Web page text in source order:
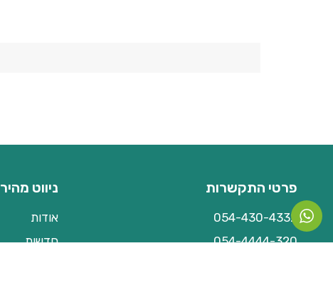
פרטי התקשרות
054-430-4332
054-4444-320
ניווט מהיר
אודות
חדשות